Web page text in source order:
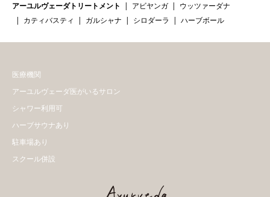
アーユルヴェーダトリートメント
アビヤンガ
ウッツァーダナ
カティバスティ
ガルシャナ シロダーラ ハーブボール
医療機関
アーユルヴェーダ医がいるサロン
シャワー利用可
ハーブサウナあり
駐車場あり
スクール併設